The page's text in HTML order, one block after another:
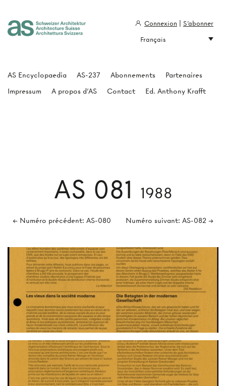
AS 081 1988
← Numéro précédent: AS-080 Numéro suivant: AS-082 →
AS Encyclopaedia AS-237 Abonnements
Partenaires
Impressum
A propos d'AS Contact Ed. Anthony Krafft
Connexion
S'abonner
Français